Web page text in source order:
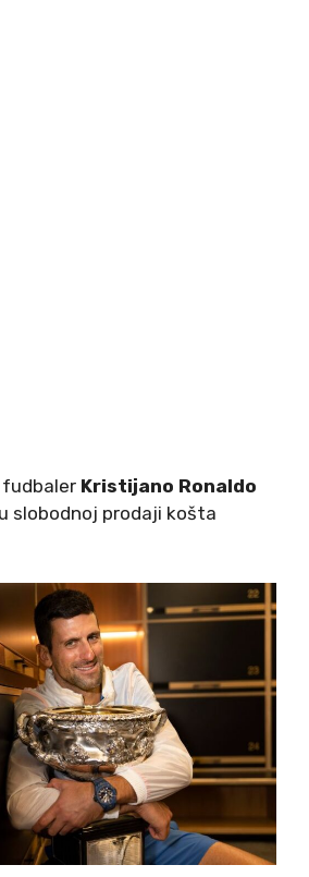
Kristijano Ronaldo
slobodnoj prodaji košta